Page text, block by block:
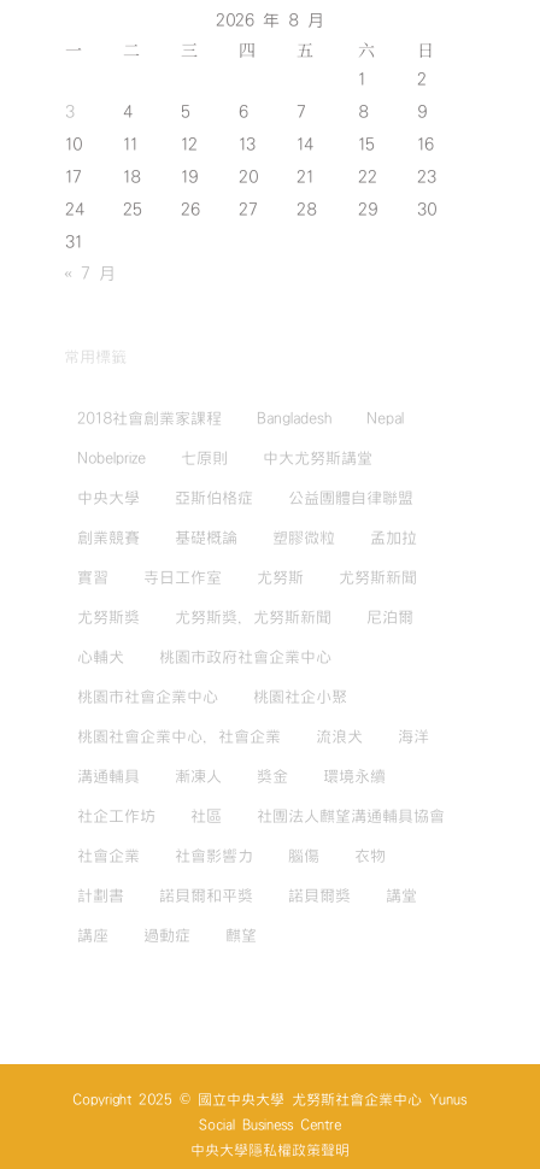
2026 年 8 月
一 二 三 四 五 六 日
1
2
3
4 5 6 7 8
9
10
11 12 13 14 15
16
17
18 19 20 21 22
23
24
25 26 27 28 29
30
31
« 7 月
常用標籤
2018社會創業家課程 Bangladesh Nepal
Nobelprize 七原則 中大尤努斯講堂
中央大學 亞斯伯格症 公益團體自律聯盟
創業競賽 基礎概論 塑膠微粒 孟加拉
實習 寺日工作室 尤努斯 尤努斯新聞
尤努斯獎 尤努斯獎，尤努斯新聞 尼泊爾
心輔犬 桃園市政府社會企業中心
桃園市社會企業中心 桃園社企小聚
桃園社會企業中心，社會企業 流浪犬 海洋
溝通輔具 漸凍人 獎金 環境永續
社企工作坊 社區 社團法人麒望溝通輔具協會
社會企業 社會影響力 腦傷 衣物
計劃書 諾貝爾和平獎 諾貝爾獎 講堂
講座 過動症 麒望
Copyright 2025 © 國立中央大學 尤努斯社會企業中心 Yunus
Social Business Centre
中央大學隱私權政策聲明